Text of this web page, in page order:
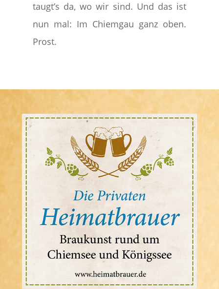
taugt’s da, wo wir sind. Und das ist
nun mal: Im Chiemgau ganz oben.
Prost.